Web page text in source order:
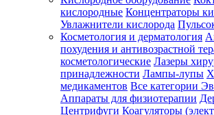
Зарегистрироваться
Зачем
регистрироваться?
кислородные Концентраторы
Увлажнители кислорода
Косметология и дерматология
похудения и антивозрастной
косметологические Лазеры
принадлежности Лампы-лупы
медикаментов Все категории
Аппараты для физиотерапии
Центрифуги Коагуляторы